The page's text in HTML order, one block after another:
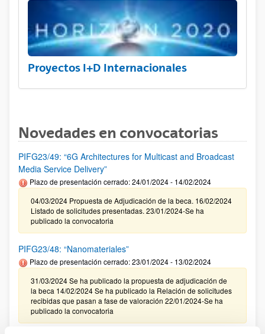
Proyectos I+D Internacionales
Novedades en convocatorias
PIFG23/49: “6G Architectures for Multicast and Broadcast
Media Service Delivery”
Plazo de presentación cerrado: 24/01/2024 - 14/02/2024
04/03/2024 Propuesta de Adjudicación de la beca. 16/02/2024
Listado de solicitudes presentadas. 23/01/2024-Se ha
publicado la convocatoria
PIFG23/48: “Nanomateriales”
Plazo de presentación cerrado: 23/01/2024 - 13/02/2024
31/03/2024 Se ha publicado la propuesta de adjudicación de
la beca 14/02/2024 Se ha publicado la Relación de solicitudes
recibidas que pasan a fase de valoración 22/01/2024-Se ha
publicado la convocatoria